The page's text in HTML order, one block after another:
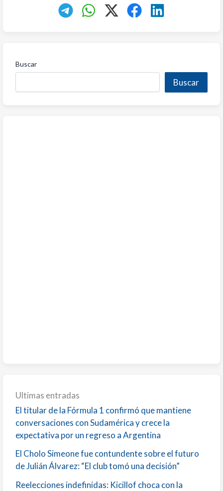
Buscar
Buscar
Ultimas entradas
El titular de la Fórmula 1 confirmó que mantiene
conversaciones con Sudamérica y crece la
expectativa por un regreso a Argentina
El Cholo Simeone fue contundente sobre el futuro
de Julián Álvarez: “El club tomó una decisión”
Reelecciones indefinidas: Kicillof choca con la